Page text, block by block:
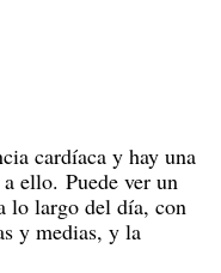
cardíaca y hay una
ello. Puede ver un
lo largo del día, con
y medias, y la